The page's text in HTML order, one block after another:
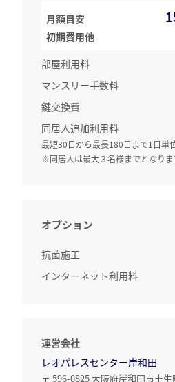
月額目安
初期費用他
部屋利用料
マンスリー手数料
鍵交換費
同居人追加利用料
最短30日から最長180日まで1日単
※同居人は最大３名様までとなりま
オプション
抗菌施工
インターネット利用料
運営会社
レオパレスセンター岸和田
〒 596-0825 大阪府岸和田市土